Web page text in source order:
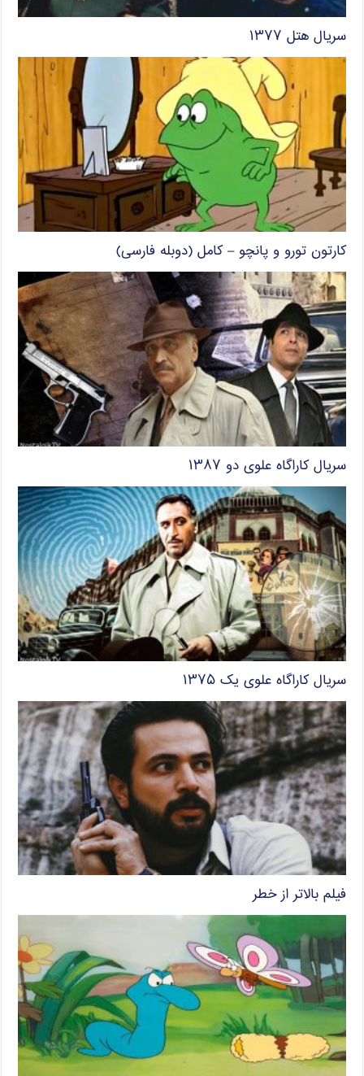
سریال هتل ۱۳۷۷
کارتون تورو و پانچو – کامل (دوبله فارسی)
سریال کاراگاه علوی دو ۱۳۸۷
سریال کاراگاه علوی یک ۱۳۷۵
فیلم بالاتر از خطر